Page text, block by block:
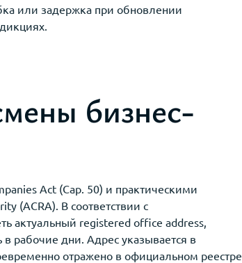
или задержка при обновлении
бизнес-
Act (Cap. 50) и практическими
(ACRA). В соответствии с
актуальный registered office address,
рабочие дни. Адрес указывается в
отражено в официальном реестре.